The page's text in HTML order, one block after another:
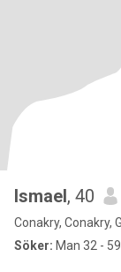
Ismael, 40
Conakry, Conakry,
Söker: Man 32 - 59